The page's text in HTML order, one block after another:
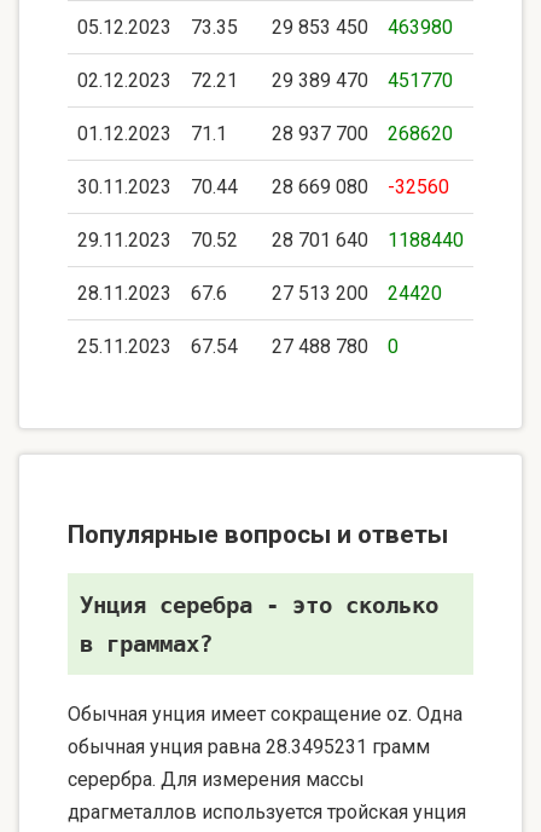
05.12.2023 73.35 29 853 450 463980
02.12.2023 72.21 29 389 470 451770
01.12.2023 71.1 28 937 700 268620
30.11.2023 70.44 28 669 080 -32560
29.11.2023 70.52 28 701 640 1188440
28.11.2023 67.6 27 513 200 24420
25.11.2023 67.54 27 488 780 0
Популярные вопросы и ответы
Унция серебра - это сколько
в граммах?
Обычная унция имеет сокращение oz. Одна
обычная унция равна 28.3495231 грамм
серербра. Для измерения массы
драгметаллов используется тройская унция